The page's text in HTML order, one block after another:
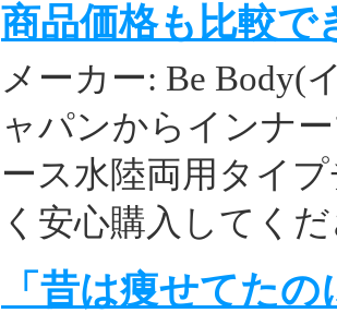
商品価格も比較で
メーカー: Be Body(
ャパンからインナ
ース水陸両用タイ
く安心購入してく
「昔は痩せてた